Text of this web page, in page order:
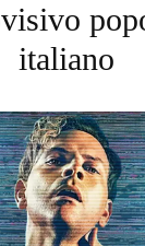
italiano